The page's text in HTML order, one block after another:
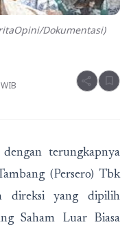
Dokumentasi)
share bookmark
terungkapnya
(Persero) Tbk
direksi yang dipilih
Saham Luar Biasa